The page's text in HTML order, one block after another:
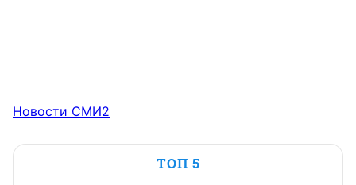
Новости СМИ2
ТОП 5